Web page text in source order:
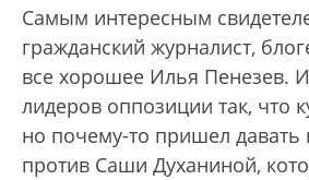
Самым интересным
гражданский журналист,
все хорошее Илья Пенезев.
лидеров оппозиции так, что
но почему-то пришел давать
против Саши Духаниной,